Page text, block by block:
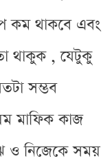
কম থাকবে এবং
থাকুক , যেটুকু
সম্ভব
মাফিক কাজ
ও নিজেকে সময়